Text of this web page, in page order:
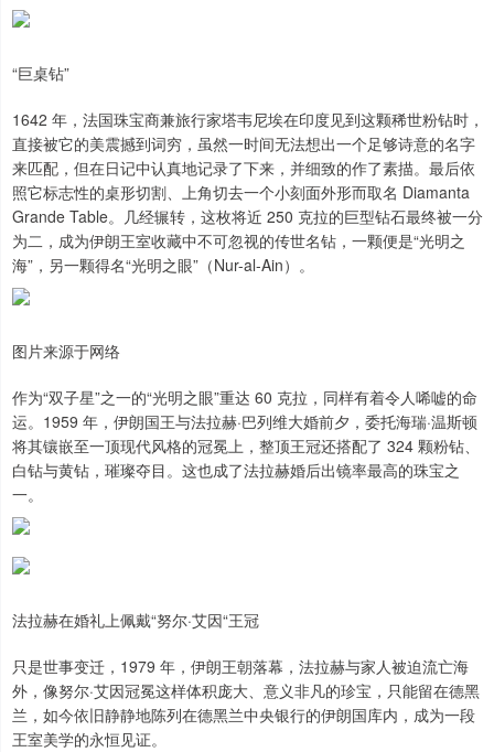
“巨桌钻”
1642 年，法国珠宝商兼旅行家塔韦尼埃在印度见到这颗稀世粉钻时，
直接被它的美震撼到词穷，虽然一时间无法想出一个足够诗意的名字
来匹配，但在日记中认真地记录了下来，并细致的作了素描。最后依
照它标志性的桌形切割、上角切去一个小刻面外形而取名 Diamanta
Grande Table。几经辗转，这枚将近 250 克拉的巨型钻石最终被一分
为二，成为伊朗王室收藏中不可忽视的传世名钻，一颗便是“光明之
海”，另一颗得名“光明之眼”（Nur-al-Ain）。
图片来源于网络
作为“双子星”之一的“光明之眼”重达 60 克拉，同样有着令人唏嘘的命
运。1959 年，伊朗国王与法拉赫·巴列维大婚前夕，委托海瑞·温斯顿
将其镶嵌至一顶现代风格的冠冕上，整顶王冠还搭配了 324 颗粉钻、
白钻与黄钻，璀璨夺目。这也成了法拉赫婚后出镜率最高的珠宝之
一。
法拉赫在婚礼上佩戴“努尔·艾因“王冠
只是世事变迁，1979 年，伊朗王朝落幕，法拉赫与家人被迫流亡海
外，像努尔·艾因冠冕这样体积庞大、意义非凡的珍宝，只能留在德黑
兰，如今依旧静静地陈列在德黑兰中央银行的伊朗国库内，成为一段
王室美学的永恒见证。